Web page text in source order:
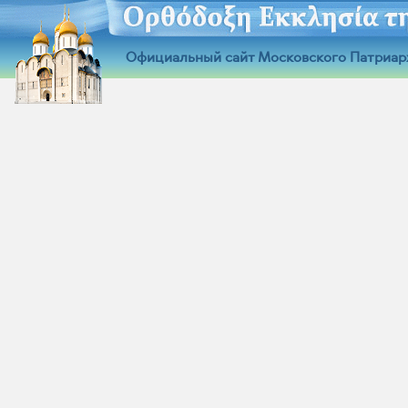
Официальный сайт Московского